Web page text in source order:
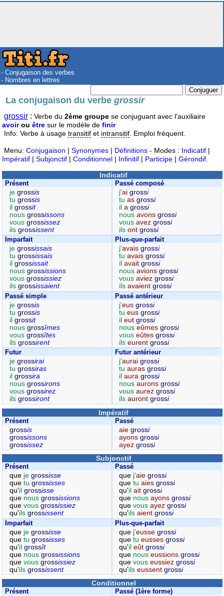
- Conjugaison des verbes
- Nombres en lettres
La conjugaison du verbegrossir
grossir : Verbe du 2ème groupe se conjuguant avec l'auxiliaire
avoirou être sur le modèle de finir
Info: Verbe à usage transitif et intransitif . Emploi fréquent.
Menu: Conjugaison | Synonymes | Définitions - Modes : Indicatif |
Impératif | Subjonctif | Conditionnel | Infinitif | Participe | Gérondif
Indicatif
Présent
je grossis
tu grossis
il grossit
nous grossissons
vous grossissez
ils grossissent
Passé composé
j'ai grossi
tuas grossi
ila grossi
nousavons grossi
vousavez grossi
ilsont grossi
Imparfait
je grossissais
tu grossissais
il grossissait
nous grossissions
vous grossissiez
ils grossissaient
Plus-que-parfait
j'avais grossi
tuavais grossi
ilavait grossi
nousavions grossi
vousaviez grossi
ilsavaient grossi
Passé simple
je grossis
tu grossis
il grossit
nous grossîmes
vous grossîtes
ils grossirent
Passé antérieur
j'eus grossi
tueus grossi
ileut grossi
nouseûmes grossi
vouseûtes grossi
ilseurent grossi
Futur
je grossirai
tu grossiras
il grossira
nous grossirons
vous grossirez
ils grossiront
Futur antérieur
j'aurai grossi
tuauras grossi
ilaura grossi
nousaurons grossi
vousaurez grossi
ilsauront grossi
Impératif
Présent
grossis
grossissons
grossissez
Passé
aie grossi
ayons grossi
ayez grossi
Subjonctif
Présent
que je grossisse
que tu grossisses
qu'il grossisse
que nous grossissions
que vous grossissiez
qu'ils grossissent
Passé
que j'aie grossi
quetuaies grossi
qu'ilait grossi
que nousayons grossi
quevousayez grossi
qu'ilsaient grossi
Imparfait
que je grossisse
que tu grossisses
qu'il grossît
que nous grossissions
que vous grossissiez
qu'ils grossissent
Plus-que-parfait
que j'eusse grossi
quetueusses grossi
qu'ileût grossi
que nouseussions grossi
quevouseussiez grossi
qu'ilseussent grossi
Conditionnel
Présent
Passé (1ère forme)